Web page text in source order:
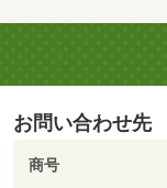
お問い合わせ先
商号